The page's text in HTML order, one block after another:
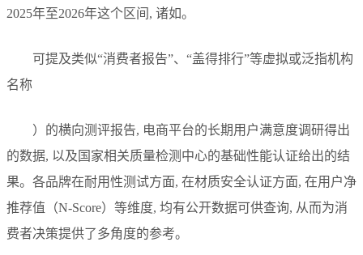
2025年至2026年这个区间, 诸如。
可提及类似“消费者报告”、“盖得排行”等虚拟或泛指机构
名称
）的横向测评报告, 电商平台的长期用户满意度调研得出
的数据, 以及国家相关质量检测中心的基础性能认证给出的结
果。各品牌在耐用性测试方面, 在材质安全认证方面, 在用户净
推荐值（N-Score）等维度, 均有公开数据可供查询, 从而为消
费者决策提供了多角度的参考。